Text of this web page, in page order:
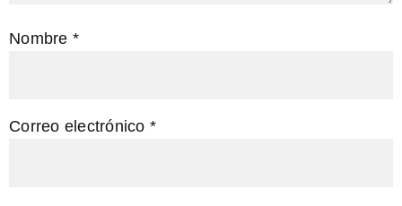
Nombre *
Correo electrónico *